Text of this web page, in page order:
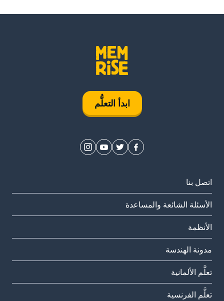
ابدأ التعلُّم
اتصل بنا
الأسئلة الشائعة والمساعدة
الأنظمة
مدونة الهندسة
تعلَّم الألمانية
تعلَّم الفرنسية